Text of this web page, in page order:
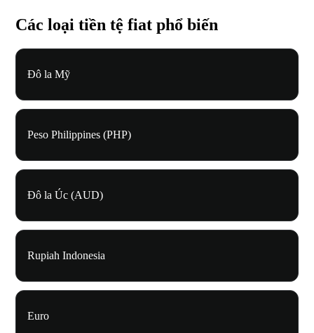
Các loại tiền tệ fiat phổ biến
Đô la Mỹ
Peso Philippines (PHP)
Đô la Úc (AUD)
Rupiah Indonesia
Euro